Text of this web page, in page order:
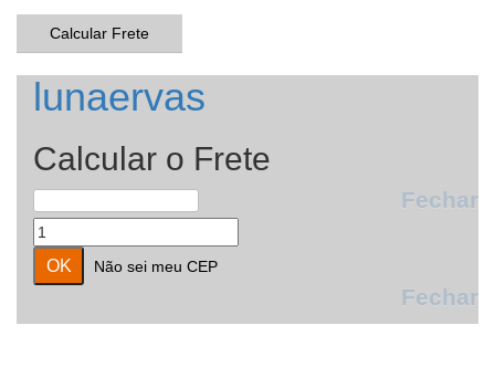
Calcular Frete
lunaervas
Calcular o Frete
Fechar
Não sei meu CEP
Fechar